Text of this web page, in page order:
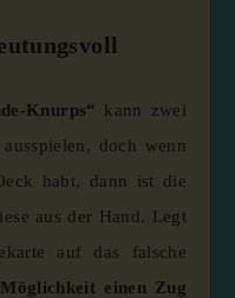
Knurps“ kann zwei
doch wenn
habt, dann ist die
aus der Hand. Legt
auf das falsche
einen Zug